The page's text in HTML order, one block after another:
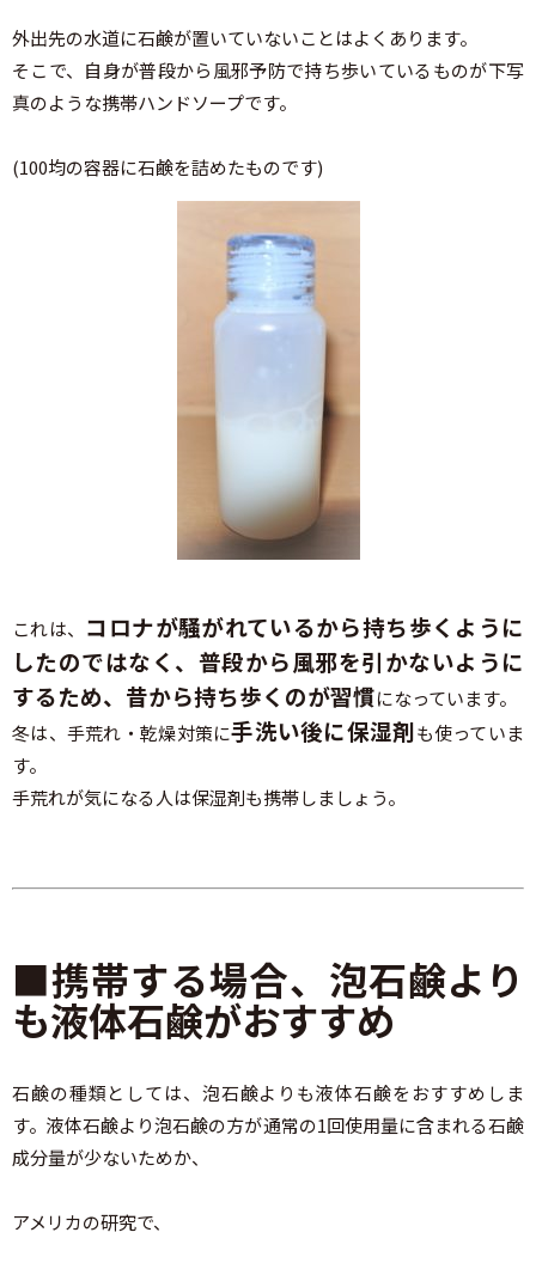
外出先の水道に石鹸が置いていないことはよくあります。
そこで、自身が普段から風邪予防で持ち歩いているものが下写
真のような携帯ハンドソープです。
(100均の容器に石鹸を詰めたものです)
これは、 コロナが騒がれているから持ち歩くように
したのではなく、普段から風邪を引かないように
するため、昔から持ち歩くのが習慣になっています。
冬は、手荒れ・乾燥対策に手洗い後に保湿剤も使っていま
す。
手荒れが気になる人は保湿剤も携帯しましょう。
■携帯する場合、泡石鹸より
も液体石鹸がおすすめ
石鹸の種類としては、泡石鹸よりも液体石鹸をおすすめしま
す。液体石鹸より泡石鹸の方が通常の1回使用量に含まれる石鹸
成分量が少ないためか、
アメリカの研究で、